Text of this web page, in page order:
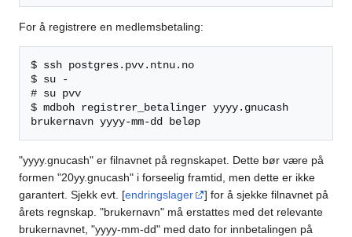
For å registrere en medlemsbetaling:
$ ssh postgres.pvv.ntnu.no
$ su -
# su pvv
$ mdboh registrer_betalinger yyyy.gnucash
"yyyy.gnucash" er filnavnet på regnskapet. Dette bør være på
formen "20yy.gnucash" i forseelig framtid, men dette er ikke
garantert. Sjekk evt. [endringslager
] for å sjekke filnavnet på
årets regnskap. "brukernavn" må erstattes med det relevante
brukernavnet, "yyyy-mm-dd" med dato for innbetalingen på